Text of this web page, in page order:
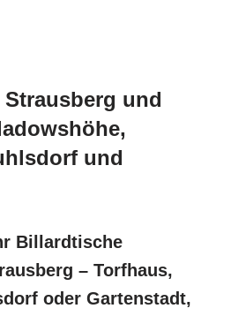
und
und
Billardtische
– Torfhaus,
oder Gartenstadt,